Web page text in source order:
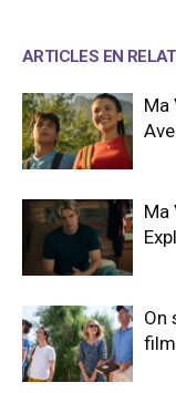
ARTICLES EN
Ma
Ma
On